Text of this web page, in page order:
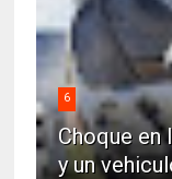
6
Choque en
y un